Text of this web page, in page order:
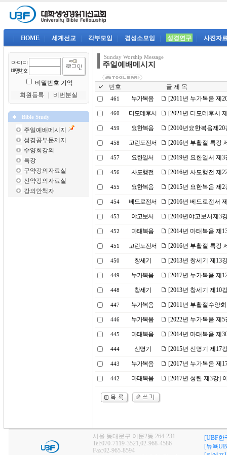
HOME 세계선교 각부모임 경성소모임 성경연구 사진자
비밀번호 기억
회원등록
비번분실
Bible Study
주일예배메시지
성경공부문제지
수양회강의
특강
구약강의자료실
신약강의자료실
강의안책자
Sunday Worship Message
주일예배메시지
번호 글 제 목
461 누가복음 [2011년 누가복음 제
460 디모데후서 [2021년 디모데후서
459 요한복음 [2010년요한복음제
458 고린도전서 [2016년 부활절 특강
457 요한일서 [2019년 요한일서 제
456 사도행전 [2016년 사도행전 제
455 요한복음 [2015년 요한복음 제
454 베드로전서 [2016년 베드로전서
453 야고보서 [2010년야고보서제3
452 마태복음 [2014년 마태복음 제
451 고린도전서 [2016년 부활절 특강
450 창세기 [2013년 창세기 제
449 누가복음 [2017년 누가복음 제
448 창세기 [2013년 창세기 제10
447 누가복음 [2011년 부활절수양
446 누가복음 [2022년 누가복음 제
445 마태복음 [2014년 마태복음 제
444 신명기 [2015년 신명기 제17
443 누가복음 [2017년 누가복음 제
442 마태복음 [2017년 성탄 제3강]
서울 동대문구 이문2동 264-231
Tel:070-7119-3521,02-968-4586
Fax:02-965-8594
[UBF한
[뉴욕